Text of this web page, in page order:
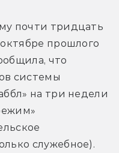
почти тридцать
прошлого
что
системы
на три недели
служебное).